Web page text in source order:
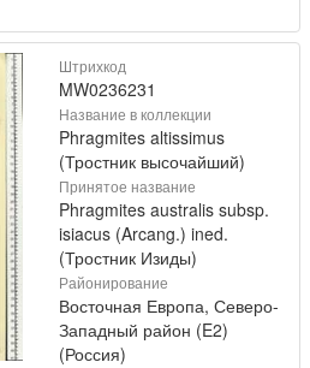
Штрихкод
MW0236231
Название в коллекции
Phragmites altissimus
(Тростник высочайший)
Принятое название
Phragmites australis subsp.
isiacus (Arcang.) ined.
(Тростник Изиды)
Районирование
Восточная Европа, Северо-
Западный район (E2)
(Россия)